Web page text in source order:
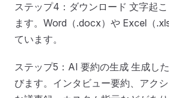
ステップ4：ダウンロード 文字起
ます。Word（.docx）や Excel（
ています。
ステップ5：AI 要約の生成 生成し
びます。インタビュー要約、アク